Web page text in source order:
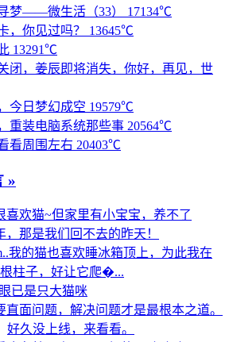
梦——微生活（33） 17134℃
，你见过吗？ 13645℃
13291℃
闭，姜辰即将消失，你好，再见，世
今日梦幻成空 19579℃
重装电脑系统那些事 20564℃
看周围左右 20403℃
»
喜欢猫~但家里有小宝宝，养不了
，那是我们回不去的昨天！
我的猫也喜欢睡冰箱顶上，为此我在
柱子，好让它爬�...
已是只大猫咪
直面问题，解决问题才是最根本之道。
好久没上线，来看看。